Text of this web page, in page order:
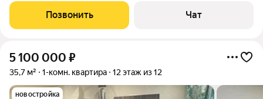
оборудована детская площадка и большая парковочная зона. В
шаговой доступности находятся
Позвонить Чат
5 100 000 ₽
35,7 м² 1-комн. квартира 12 этаж из 12
новостройка